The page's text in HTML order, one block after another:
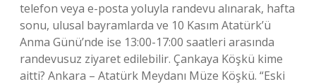
telefon veya e-posta yoluyla randevu alınarak, hafta
sonu, ulusal bayramlarda ve 10 Kasım Atatürk’ü
Anma Günü’nde ise 13:00-17:00 saatleri arasında
randevusuz ziyaret edilebilir. Çankaya Köşkü kime
aitti? Ankara – Atatürk Meydanı Müze Köşkü. “Eski